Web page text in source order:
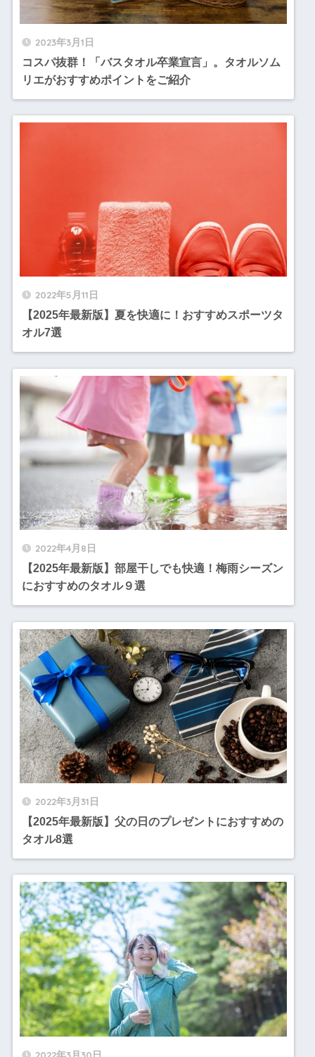
2023年3月1日
コスパ抜群！「バスタオル卒業宣言」。タオルソム
リエがおすすめポイントをご紹介
2022年5月11日
【2025年最新版】夏を快適に！おすすめスポーツタ
オル7選
2022年4月8日
【2025年最新版】部屋干しでも快適！梅雨シーズン
におすすめのタオル９選
2022年3月31日
【2025年最新版】父の日のプレゼントにおすすめの
タオル8選
2022年3月30日